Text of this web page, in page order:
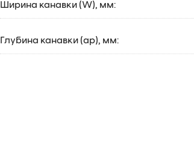
Ширина канавки (W), мм:
Глубина канавки (ap), мм: